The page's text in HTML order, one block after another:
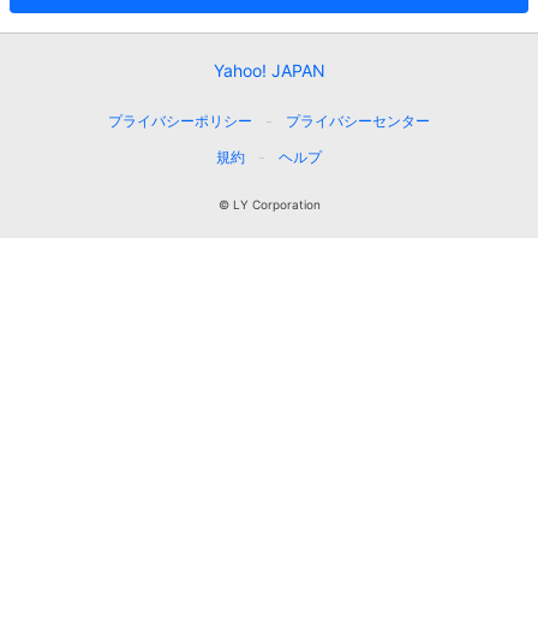
Yahoo! JAPAN
プライバシーポリシー
プライバシーセンター
規約
ヘルプ
© LY Corporation